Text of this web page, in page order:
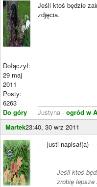
Dołączył:
29 maj
2011
Posty:
6263
Do góry
Jeśli ktoś będzie
zdjęcia.
Justyna - ogród w
Martek23:40, 30 wrz 2011
justi napisał(a)
Jeśli ktoś
zrobię lepsze